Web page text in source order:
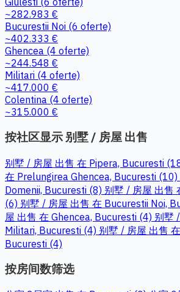
~282.983 €
Bucurestii Noi (6 oferte)
~402.333 €
Ghencea (4 oferte)
~244.548 €
Militari (4 oferte)
~417.000 €
Colentina (4 oferte)
~315.000 €
按社区显示 别墅 / 房屋 出售
别墅 / 房屋 出售 在 Pipera, Bucuresti
在 Prelungirea Ghencea, Bucuresti (10)
Domenii, Bucuresti (8) 别墅 / 房屋 出售
(6) 别墅 / 房屋 出售 在 Bucurestii Noi,
屋 出售 在 Ghencea, Bucuresti (4) 别墅
Militari, Bucuresti (4) 别墅 / 房屋 出售
Bucuresti (4)
按房间数筛选